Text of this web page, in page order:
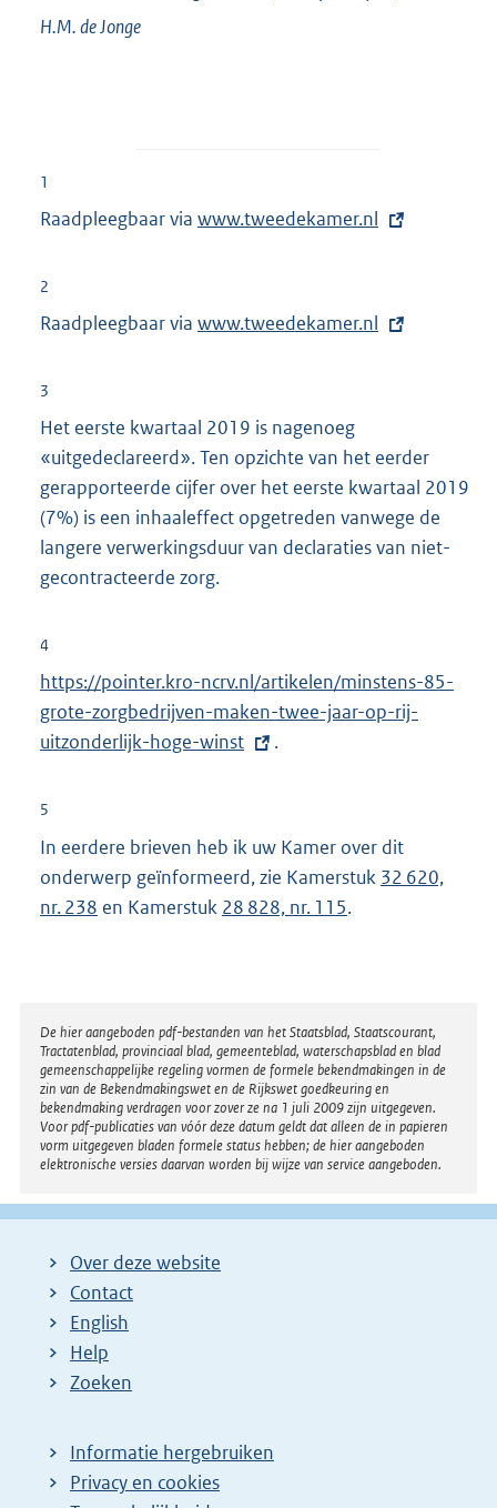
H.M. deJonge
1
Raadpleegbaar via E
r
l
i
n
k
:
www.tweedekamer.nl
2
Raadpleegbaar via E
i
n
www.tweedekamer.nl
3
Het eerste kwartaal 2019 is nagenoeg
«uitgedeclareerd». Ten opzichte van het eerder
gerapporteerde cijfer over het eerste kwartaal 2019
(7%) is een inhaaleffect opgetreden vanwege de
langere verwerkingsduur van declaraties van niet-
gecontracteerde zorg.
4
E
x
t
r
e
l
i
https://pointer.kro-ncrv.nl/artikelen/minstens-85-
grote-zorgbedrijven-maken-twee-jaar-op-rij-
uitzonderlijk-hoge-winst
.
5
In eerdere brieven heb ik uw Kamer over dit
onderwerp geïnformeerd, zie Kamerstuk 32 620,
nr. 238 en Kamerstuk 28 828, nr. 115.
Disclaimer
De hier aangeboden pdf-bestanden van het Staatsblad, Staatscourant,
Tractatenblad, provinciaal blad, gemeenteblad, waterschapsblad en blad
gemeenschappelijke regeling vormen de formele bekendmakingen in de
zin van de Bekendmakingswet en de Rijkswet goedkeuring en
bekendmaking verdragen voor zover ze na 1 juli 2009 zijn uitgegeven.
Voor pdf-publicaties van vóór deze datum geldt dat alleen de in papieren
vorm uitgegeven bladen formele status hebben; de hier aangeboden
elektronische versies daarvan worden bij wijze van service aangeboden.
Over deze website
Contact
English
Help
Zoeken
Informatie hergebruiken
Privacy en cookies